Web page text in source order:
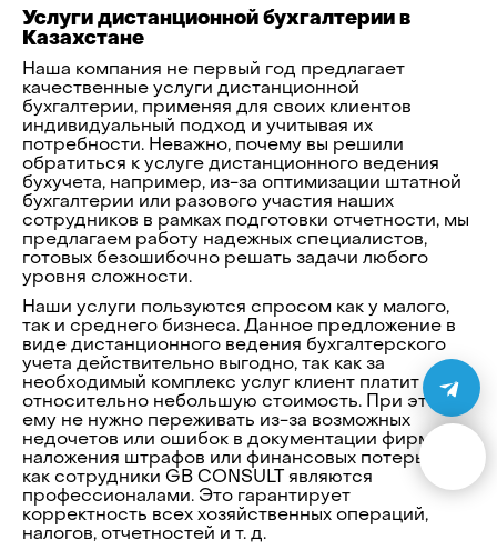
Услуги дистанционной бухгалтерии в
Казахстане
Наша компания не первый год предлагает
качественные услуги дистанционной
бухгалтерии, применяя для своих клиентов
индивидуальный подход и учитывая их
потребности. Неважно, почему вы решили
обратиться к услуге дистанционного ведения
бухучета, например, из-за оптимизации штатной
бухгалтерии или разового участия наших
сотрудников в рамках подготовки отчетности, мы
предлагаем работу надежных специалистов,
готовых безошибочно решать задачи любого
уровня сложности.
Наши услуги пользуются спросом как у малого,
так и среднего бизнеса. Данное предложение в
виде дистанционного ведения бухгалтерского
учета действительно выгодно, так как за
необходимый комплекс услуг клиент платит
относительно небольшую стоимость. При этом
ему не нужно переживать из-за возможных
недочетов или ошибок в документации фирмы,
наложения штрафов или финансовых потерь, так
как сотрудники GB CONSULT являются
профессионалами. Это гарантирует
корректность всех хозяйственных операций,
налогов, отчетностей и т. д.